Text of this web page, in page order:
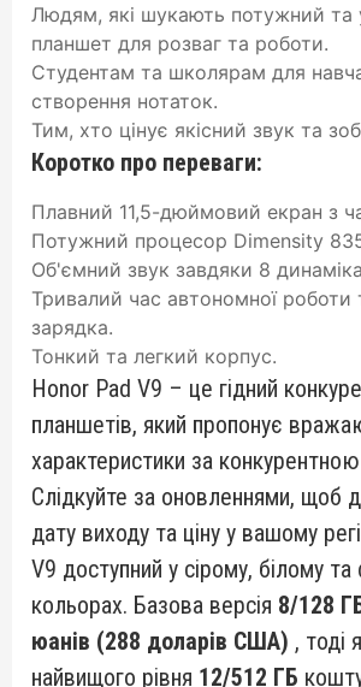
Людям, які шукають потужний та
планшет для розваг та роботи.
Студентам та школярам для
створення нотаток.
Тим, хто цінує якісний звук та
Коротко про переваги:
Плавний 11,5-дюймовий екран з
Потужний процесор Dimensity
Об'ємний звук завдяки 8
Тривалий час автономної роботи
зарядка.
Тонкий та легкий корпус.
Honor Pad V9 – це гідний
планшетів, який пропонує
характеристики за
Слідкуйте за оновленнями, щоб
дату виходу та ціну у вашому
V9 доступний у сірому, білому
кольорах. Базова версія 8/128
юанів (288 доларів США) , тоді
найвищого рівня 12/512 ГБ